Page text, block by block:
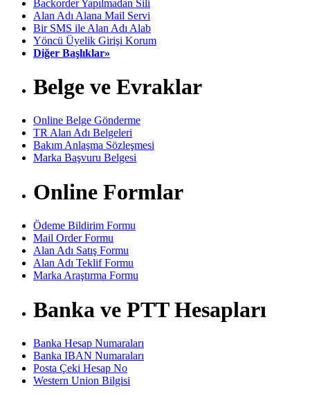
Backorder Yapılmadan Sili
Alan Adı Alana Mail Servi
Bir SMS ile Alan Adı Alab
Yöncü Üyelik Girişi Korum
Diğer Başlıklar»
Belge ve Evraklar
Online Belge Gönderme
TR Alan Adı Belgeleri
Bakım Anlaşma Sözleşmesi
Marka Başvuru Belgesi
Online Formlar
Ödeme Bildirim Formu
Mail Order Formu
Alan Adı Satış Formu
Alan Adı Teklif Formu
Marka Araştırma Formu
Banka ve PTT Hesapları
Banka Hesap Numaraları
Banka IBAN Numaraları
Posta Çeki Hesap No
Western Union Bilgisi